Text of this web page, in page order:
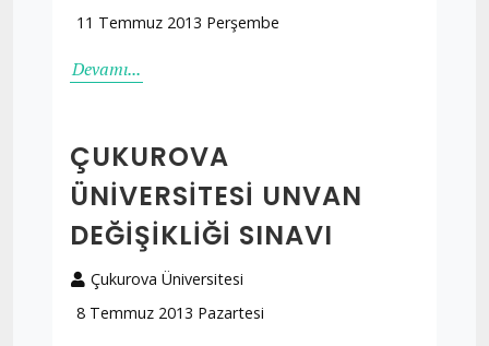
11 Temmuz 2013 Perşembe
Devamı...
ÇUKUROVA
ÜNIVERSITESI UNVAN
DEĞIŞIKLIĞI SINAVI
Çukurova Üniversitesi
8 Temmuz 2013 Pazartesi